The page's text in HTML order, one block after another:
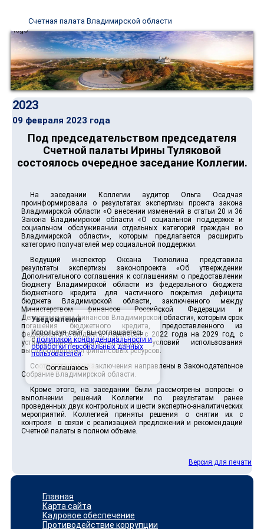
Счетная палата Владимирской области
2023
09 февраля 2023 года
Под председательством председателя
Счетной палаты Ирины Туляковой
состоялось очередное заседание Коллегии.
На заседании Коллегии аудитор Ольга Осадчая
проинформировала о результатах экспертизы проекта закона
Владимирской области «О внесении изменений в статьи 20 и 36
Закона Владимирской области «О социальной поддержке и
социальном обслуживании отдельных категорий граждан во
Владимирской области», которым предлагается расширить
категорию получателей мер социальной поддержки.
Ведущий инспектор Оксана Тюлюлина представила
результаты экспертизы законопроекта «Об утверждении
Дополнительного соглашения к соглашениям о предоставлении
бюджету Владимирской области из федерального бюджета
бюджетного кредита для частичного покрытия дефицита
бюджета Владимирской области, заключенного между
Министерством финансов Российской Федерации и
Департаментом финансов Владимирской области», которым срок
погашения бюджетного кредита, предоставленного из
федерального бюджета, перенесен с 2022 года на 2029 год, с
установлением дополнительных условий использования
высвободившихся финансовых ресурсов.
Соответствующие заключения направлены в Законодательное
Собрание Владимирской области.
Кроме этого, на заседании были рассмотрены вопросы о
выполнении решений Коллегии по результатам ранее
проведенных двух контрольных и шести экспертно-аналитических
мероприятий. Коллегией приняты решения о снятии их с
контроля в связи с реализацией предложений и рекомендаций
Счетной палаты в полном объеме.
Версия для печати
Главная
Карта сайта
Кадровое обеспечение
Противодействие коррупции
Уведомление
Используя сайт, вы соглашаетесь
сполитикой конфиденциальности и
обработки персональных данных
пользователей.
Соглашаюсь